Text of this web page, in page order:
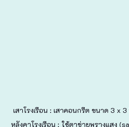
เสาโรงเรือน : เสาคอนกรีต ขนาด 3 x 3
หลังคาโรงเรือน : ใช้ตาข่ายพรางแสง